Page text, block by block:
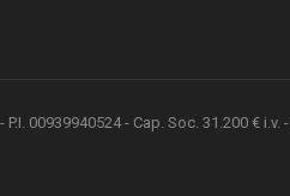
00939940524 - Cap. Soc. 31.200 € i.v. -